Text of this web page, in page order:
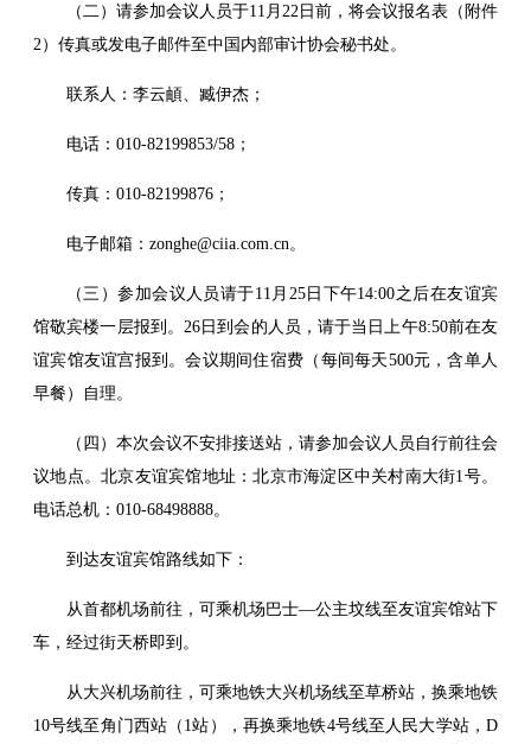
（二）请参加会议人员于11月22日前，将会议报名表（附件
2）传真或发电子邮件至中国内部审计协会秘书处。
联系人：李云頔、臧伊杰；
电话：010-82199853/58；
传真：010-82199876；
电子邮箱：zonghe@ciia.com.cn。
（三）参加会议人员请于11月25日下午14:00之后在友谊宾
馆敬宾楼一层报到。26日到会的人员，请于当日上午8:50前在友
谊宾馆友谊宫报到。会议期间住宿费（每间每天500元，含单人
早餐）自理。
（四）本次会议不安排接送站，请参加会议人员自行前往会
议地点。北京友谊宾馆地址：北京市海淀区中关村南大街1号。
电话总机：010-68498888。
到达友谊宾馆路线如下：
从首都机场前往，可乘机场巴士—公主坟线至友谊宾馆站下
车，经过街天桥即到。
从大兴机场前往，可乘地铁大兴机场线至草桥站，换乘地铁
10号线至角门西站（1站），再换乘地铁4号线至人民大学站，D